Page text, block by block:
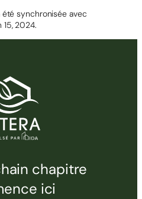
synchronisée avec
15, 2024.
chapitre
ici